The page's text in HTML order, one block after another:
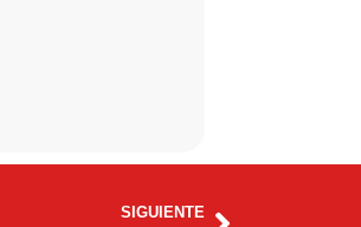
SIGUIENTE Next